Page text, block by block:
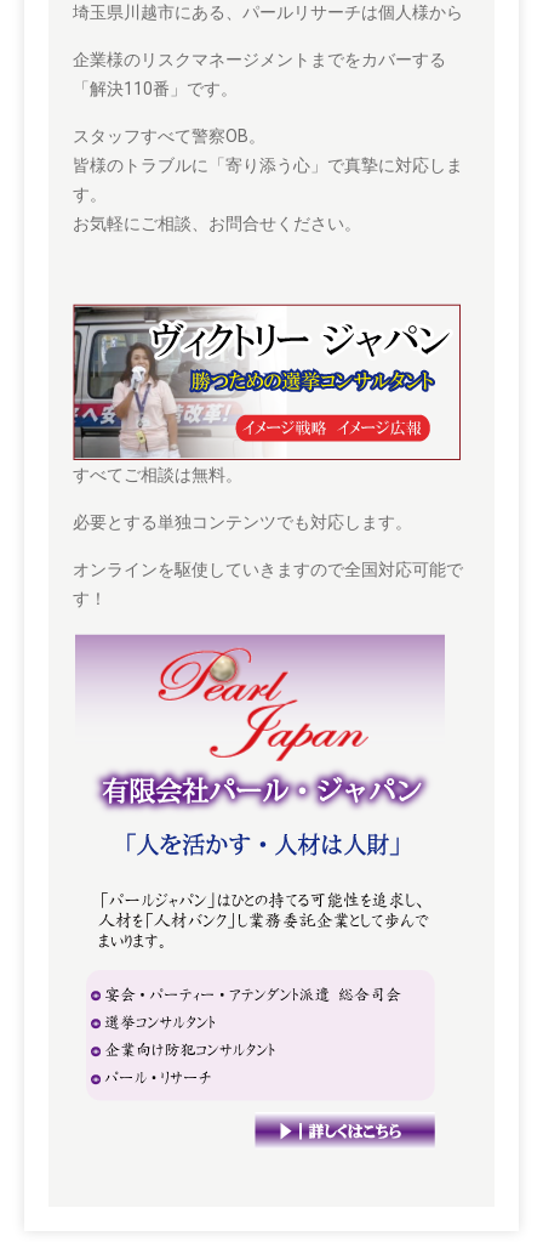
埼玉県川越市にある、パールリサーチは個人様から
企業様のリスクマネージメントまでをカバーする
「解決110番」です。
スタッフすべて警察OB。
皆様のトラブルに「寄り添う心」で真摯に対応しま
す。
お気軽にご相談、お問合せください。
すべてご相談は無料。
必要とする単独コンテンツでも対応します。
オンラインを駆使していきますので全国対応可能で
す！